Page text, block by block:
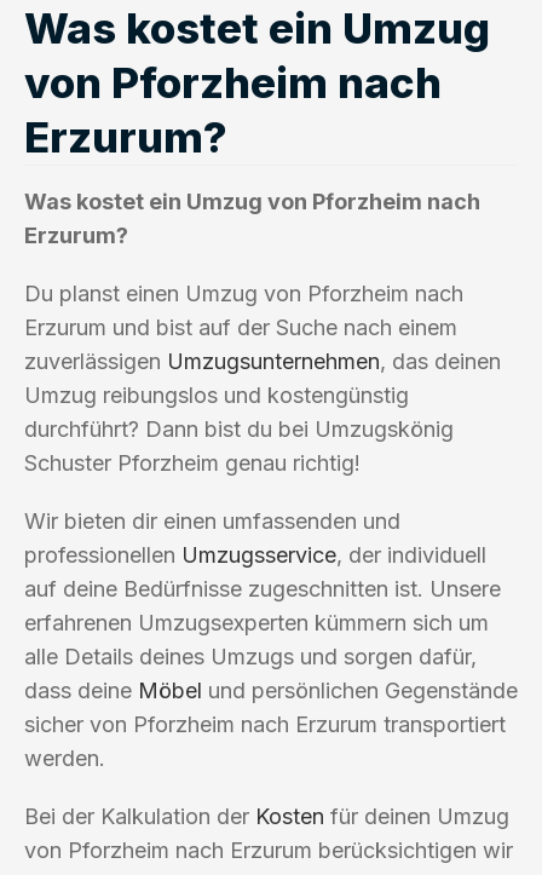
Was kostet ein Umzug
von Pforzheim nach
Erzurum?
Was kostet ein Umzug von Pforzheim nach
Erzurum?
Du planst einen Umzug von Pforzheim nach
Erzurum und bist auf der Suche nach einem
zuverlässigen Umzugsunternehmen, das deinen
Umzug reibungslos und kostengünstig
durchführt? Dann bist du bei Umzugskönig
Schuster Pforzheim genau richtig!
Wir bieten dir einen umfassenden und
professionellen Umzugsservice, der individuell
auf deine Bedürfnisse zugeschnitten ist. Unsere
erfahrenen Umzugsexperten kümmern sich um
alle Details deines Umzugs und sorgen dafür,
dass deine Möbel und persönlichen Gegenstände
sicher von Pforzheim nach Erzurum transportiert
werden.
Bei der Kalkulation der Kosten für deinen Umzug
von Pforzheim nach Erzurum berücksichtigen wir